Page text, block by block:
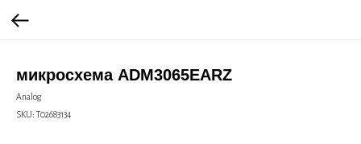
микросхема ADM3065EARZ
Analog
SKU: Т02683134